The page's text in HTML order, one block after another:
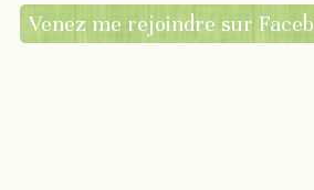
Venez me rejoindre sur